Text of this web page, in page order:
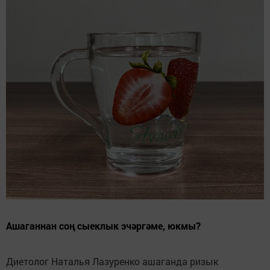
Ашаганнан соң сыеклык эчәргәме, юкмы?
Диетолог Наталья Лазуренко ашаганда ризык